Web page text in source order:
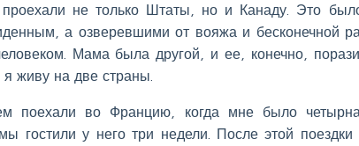
не только Штаты, но и Канаду. Это
а озверевшими от вояжа и бесконечной
Мама была другой, и ее, конечно,
живу на две страны.
поехали во Францию, когда мне было
гостили у него три недели. После этой